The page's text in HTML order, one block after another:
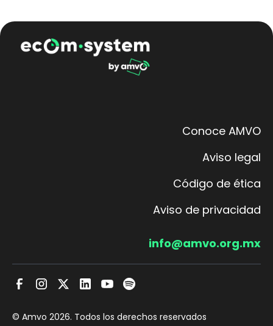
Conoce AMVO
Aviso legal
Código de ética
Aviso de privacidad
info@amvo.org.mx
© Amvo 2026. Todos los derechos reservados